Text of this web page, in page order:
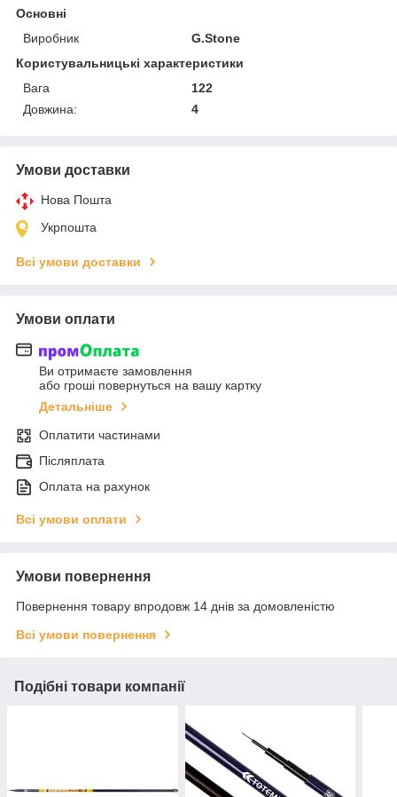
Основні
Виробник
G.Stone
Користувальницькі характеристики
Вага
122
Довжина:
4
Умови доставки
Нова Пошта
Укрпошта
Всі умови доставки
Умови оплати
Ви отримаєте замовлення
або гроші повернуться на вашу картку
Детальніше
Оплатити частинами
Післяплата
Оплата на рахунок
Всі умови оплати
Умови повернення
Повернення товару впродовж 14 днів за домовленістю
Всі умови повернення
Подібні товари компанії